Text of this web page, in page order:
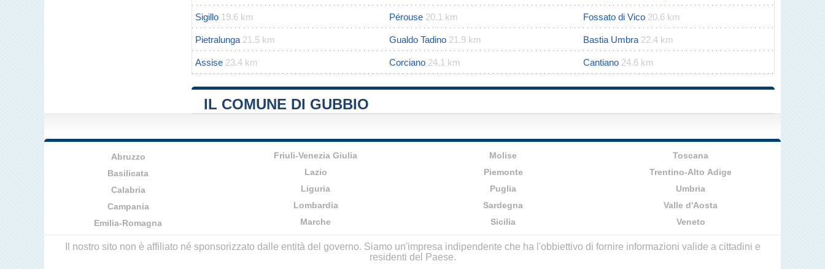
Sigillo 19.6 km Pérouse 20.1 km Fossato di Vico 20.6 km
Pietralunga 21.5 km Gualdo Tadino 21.9 km Bastia Umbra 22.4 km
Assise 23.4 km Corciano 24.1 km Cantiano 24.6 km
IL COMUNE DI GUBBIO
Abruzzo
Basilicata
Calabria
Campania
Emilia-Romagna
Friuli-Venezia Giulia
Lazio
Liguria
Lombardia
Marche
Molise
Piemonte
Puglia
Sardegna
Sicilia
Toscana
Trentino-Alto Adige
Umbria
Valle d'Aosta
Veneto
Il nostro sito non è affiliato né sponsorizzato dalle entità del governo. Siamo un'impresa indipendente che ha l'obbiettivo di fornire informazioni valide a cittadini e
residenti del Paese.